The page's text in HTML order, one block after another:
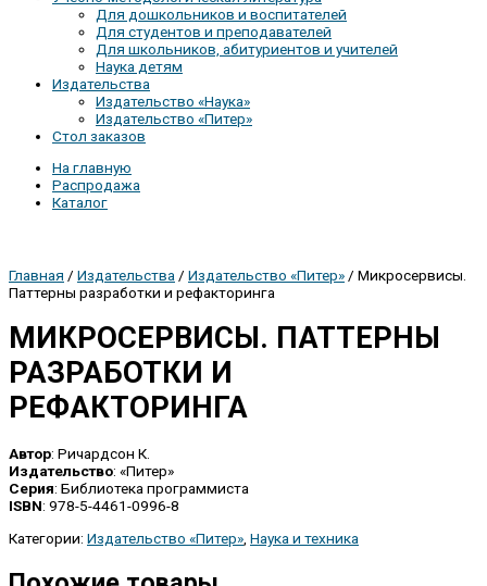
Для дошкольников и воспитателей
Для студентов и преподавателей
Для школьников, абитуриентов и учителей
Наука детям
Издательства
Издательство «Наука»
Издательство «Питер»
Стол заказов
На главную
Распродажа
Каталог
Главная / Издательства / Издательство «Питер» / Микросервисы.
Паттерны разработки и рефакторинга
МИКРОСЕРВИСЫ. ПАТТЕРНЫ
РАЗРАБОТКИ И
РЕФАКТОРИНГА
Автор: Ричардсон К.
Издательство: «Питер»
Серия: Библиотека программиста
ISBN: 978-5-4461-0996-8
Категории: Издательство «Питер» Наука и техника